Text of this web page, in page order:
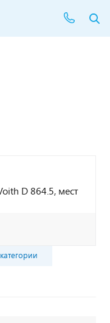
D 864.5, мест